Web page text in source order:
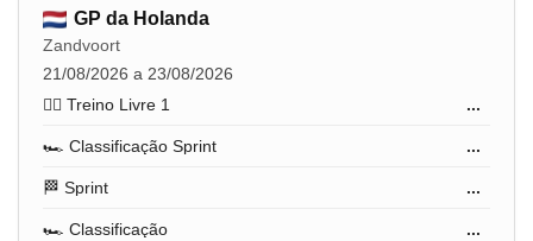
GP da Holanda
Zandvoort
21/08/2026 a 23/08/2026
🏋️‍♂️ Treino Livre 1
...
🏎️ Classificação Sprint ...
🏁 Sprint ...
🏎️ Classificação ...